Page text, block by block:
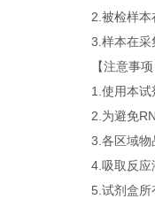
2.被检样
3.样本在采
【注意事
1.使用本
2.为避免
3.各区域物
4.吸取反应
5.试剂盒所